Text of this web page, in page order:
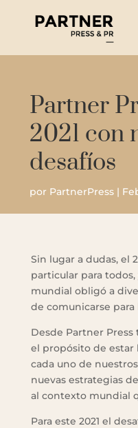
Partner
2021 con
desafíos
por PartnerPress|
Sin lugar a dudas, el
particular para
mundial obligó a
de comunicarse para
Desde Partner
el propósito de estar
cada uno de
nuevas estrategias
al contexto mundial
Para este 2021 el